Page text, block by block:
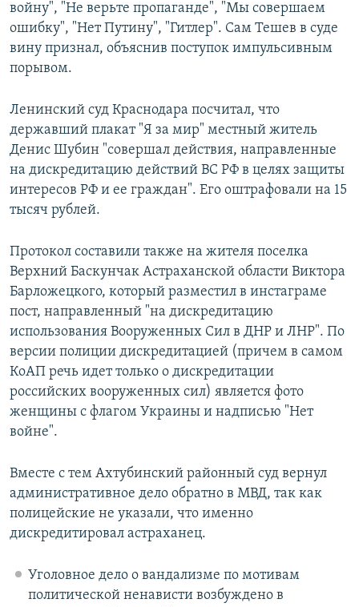
войну", "Не верьте пропаганде", "Мы совершаем
ошибку", "Нет Путину", "Гитлер". Сам Тешев в суде
вину признал, объяснив поступок импульсивным
порывом.
Ленинский суд Краснодара посчитал, что
державший плакат "Я за мир" местный житель
Денис Шубин "совершал действия, направленные
на дискредитацию действий ВС РФ в целях защиты
интересов РФ и ее граждан". Его оштрафовали на 15
тысяч рублей.
Протокол составили также на жителя поселка
Верхний Баскунчак Астраханской области Виктора
Барложецкого, который разместил в инстаграме
пост, направленный "на дискредитацию
использования Вооруженных Сил в ДНР и ЛНР". По
версии полиции дискредитацией (причем в самом
КоАП речь идет только о дискредитации
российских вооруженных сил) является фото
женщины с флагом Украины и надписью "Нет
войне".
Вместе с тем Ахтубинский районный суд вернул
административное дело обратно в МВД, так как
полицейские не указали, что именно
дискредитировал астраханец.
Уголовное дело о вандализме по мотивам
политической ненависти возбуждено в